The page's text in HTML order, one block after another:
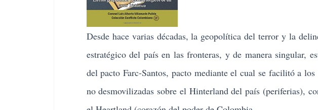
Desde hace varias décadas, la geopolítica del terror y la
estratégico del país en las fronteras, y de manera singular,
del pacto Farc-Santos, pacto mediante el cual se facilitó a
no desmovilizadas sobre el Hinterland del país (periferias),